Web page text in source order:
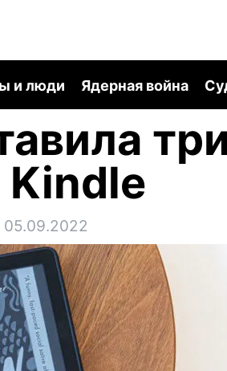
и люди Ядерная война
три
Kindle
05.09.2022